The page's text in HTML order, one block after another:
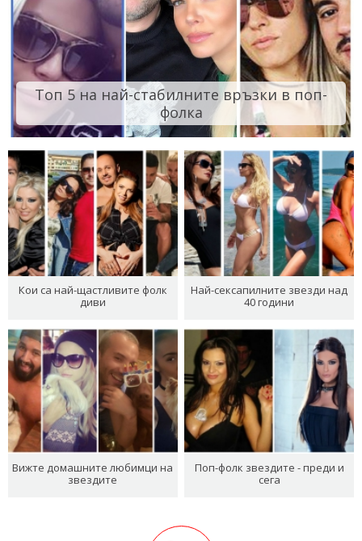
Топ 5 на най-стабилните връзки в поп-
фолка
Кои са най-щастливите фолк
диви
Най-сексапилните звезди над
40 години
Вижте домашните любимци на
звездите
Поп-фолк звездите - преди и
сега